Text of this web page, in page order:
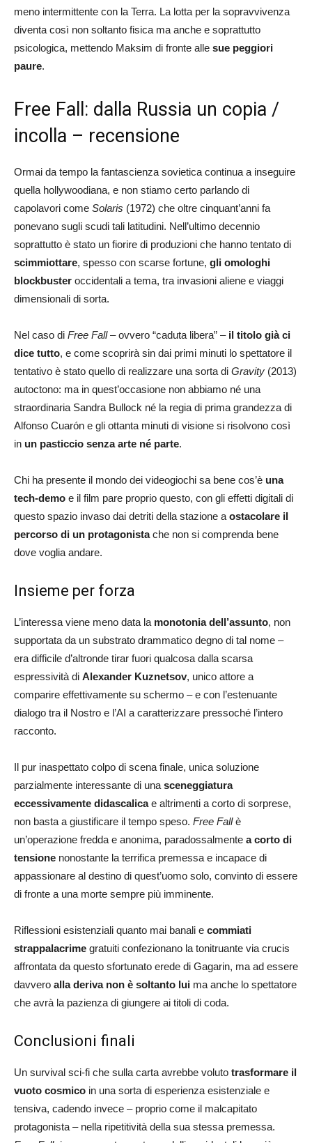
meno intermittente con la Terra. La lotta per la sopravvivenza
diventa così non soltanto fisica ma anche e soprattutto
psicologica, mettendo Maksim di fronte alle sue peggiori
paure.
Free Fall: dalla Russia un copia /
incolla – recensione
Ormai da tempo la fantascienza sovietica continua a inseguire
quella hollywoodiana, e non stiamo certo parlando di
capolavori come Solaris (1972) che oltre cinquant’anni fa
ponevano sugli scudi tali latitudini. Nell’ultimo decennio
soprattutto è stato un fiorire di produzioni che hanno tentato di
scimmiottare, spesso con scarse fortune, gli omologhi
blockbuster occidentali a tema, tra invasioni aliene e viaggi
dimensionali di sorta.
Nel caso di Free Fall– ovvero “caduta libera” – il titolo già ci
dice tutto, e come scoprirà sin dai primi minuti lo spettatore il
tentativo è stato quello di realizzare una sorta di Gravity (2013)
autoctono: ma in quest’occasione non abbiamo né una
straordinaria Sandra Bullock né la regia di prima grandezza di
Alfonso Cuarón e gli ottanta minuti di visione si risolvono così
in un pasticcio senza arte né parte.
Chi ha presente il mondo dei videogiochi sa bene cos’è una
tech-demo e il film pare proprio questo, con gli effetti digitali di
questo spazio invaso dai detriti della stazione a ostacolare il
percorso di un protagonistache non si comprenda bene
dove voglia andare.
Insieme per forza
L’interessa viene meno data la monotonia dell’assunto, non
supportata da un substrato drammatico degno di tal nome –
era difficile d’altronde tirar fuori qualcosa dalla scarsa
espressività di Alexander Kuznetsov, unico attore a
comparire effettivamente su schermo – e con l’estenuante
dialogo tra il Nostro e l’AI a caratterizzare pressoché l’intero
racconto.
Il pur inaspettato colpo di scena finale, unica soluzione
parzialmente interessante di una sceneggiatura
eccessivamente didascalicae altrimenti a corto di sorprese,
non basta a giustificare il tempo speso. Free Fallè
un’operazione fredda e anonima, paradossalmente a corto di
tensione nonostante la terrifica premessa e incapace di
appassionare al destino di quest’uomo solo, convinto di essere
di fronte a una morte sempre più imminente.
Riflessioni esistenziali quanto mai banali e commiati
strappalacrime gratuiti confezionano la tonitruante via crucis
affrontata da questo sfortunato erede di Gagarin, ma ad essere
davvero alla deriva non è soltanto lui ma anche lo spettatore
che avrà la pazienza di giungere ai titoli di coda.
Conclusioni finali
Un survival sci-fi che sulla carta avrebbe voluto trasformare il
vuoto cosmico in una sorta di esperienza esistenziale e
tensiva, cadendo invece – proprio come il malcapitato
protagonista – nella ripetitività della sua stessa premessa.